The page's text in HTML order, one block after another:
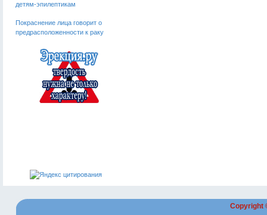
детям-эпилептикам
Покраснение лица говорит о
предрасположенности к раку
Copyright